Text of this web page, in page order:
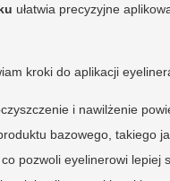
ułatwia precyzyjne
kroki do aplikacji
i nawilżenie
bazowego, takiego
pozwoli eyelinerowi lepiej